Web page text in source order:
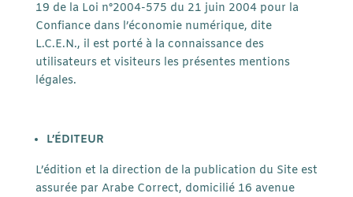
19 de la Loi n°2004-575 du 21 juin 2004 pour la
Confiance dans l’économie numérique, dite
L.C.E.N., il est porté à la connaissance des
utilisateurs et visiteurs les présentes mentions
légales.
L’ÉDITEUR
L’édition et la direction de la publication du Site est
assurée par Arabe Correct, domicilié 16 avenue